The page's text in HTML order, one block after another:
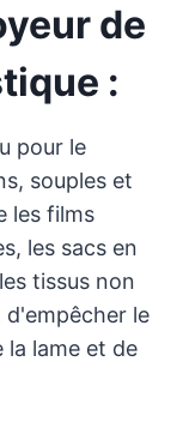
de
:
pour le
souples et
les films
les sacs en
tissus non
le
la lame et de